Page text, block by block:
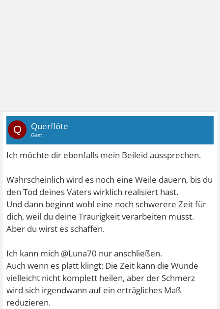
Q Querflöte
Gast
Ich möchte dir ebenfalls mein Beileid aussprechen.
Wahrscheinlich wird es noch eine Weile dauern, bis du
den Tod deines Vaters wirklich realisiert hast.
Und dann beginnt wohl eine noch schwerere Zeit für
dich, weil du deine Traurigkeit verarbeiten musst.
Aber du wirst es schaffen.
Ich kann mich @Luna70 nur anschließen.
Auch wenn es platt klingt: Die Zeit kann die Wunde
vielleicht nicht komplett heilen, aber der Schmerz
wird sich irgendwann auf ein erträgliches Maß
reduzieren.